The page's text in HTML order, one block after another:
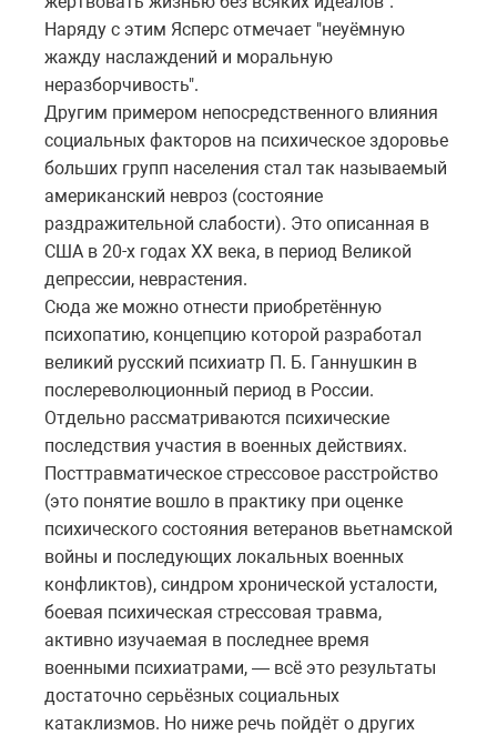
Наряду с этим Ясперс отмечает "неуёмную
жажду наслаждений и моральную
неразборчивость".
Другим примером непосредственного влияния
социальных факторов на психическое здоровье
больших групп населения стал так называемый
американский невроз (состояние
раздражительной слабости). Это описанная в
США в 20-х годах XX века, в период Великой
депрессии, неврастения.
Сюда же можно отнести приобретённую
психопатию, концепцию которой разработал
великий русский психиатр П. Б. Ганнушкин в
послереволюционный период в России.
Отдельно рассматриваются психические
последствия участия в военных действиях.
Посттравматическое стрессовое расстройство
(это понятие вошло в практику при оценке
психического состояния ветеранов вьетнамской
войны и последующих локальных военных
конфликтов), синдром хронической усталости,
боевая психическая стрессовая травма,
активно изучаемая в последнее время
военными психиатрами, — всё это результаты
достаточно серьёзных социальных
катаклизмов. Но ниже речь пойдёт о других